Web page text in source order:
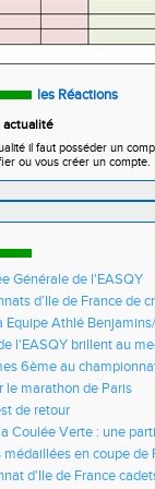
les Réactions
actualité
il faut posséder un
ou vous créer un compte.
Générale de l'EASQY
d’Ile de France de
Equipe Athlé
l'EASQY brillent au
club battus
6ème au
le marathon de Paris
de retour
Coulée Verte : une
!
médaillées en coupe de
d'Ile de France